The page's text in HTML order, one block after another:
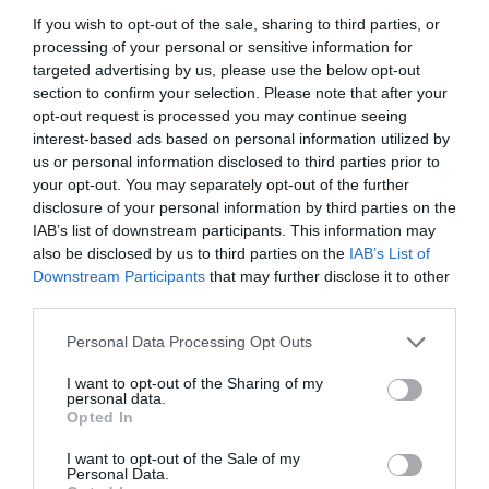
If you wish to opt-out of the sale, sharing to third parties, or
processing of your personal or sensitive information for
targeted advertising by us, please use the below opt-out
section to confirm your selection. Please note that after your
opt-out request is processed you may continue seeing
interest-based ads based on personal information utilized by
us or personal information disclosed to third parties prior to
your opt-out. You may separately opt-out of the further
disclosure of your personal information by third parties on the
IAB’s list of downstream participants. This information may
also be disclosed by us to third parties on the IAB’s List of
Downstream Participants that may further disclose it to other
Personal Data Processing Opt Outs
I want to opt-out of the Sharing of my
personal data.
Opted In
I want to opt-out of the Sale of my
Personal Data.
7 agosto 2026
Interinos. Curso 2026 / 2027. Profesores de Artes Plásticas y
Diseño (Estudios Superiores). Adjudicación
5 agosto 2026
Maestros Interinos: Curso 2026-2027. AIVI. Adjudicación de
Destinos
4 agosto 2026
PAÍS VASCO
El Gobierno Vasco y 91 ayuntamientos impulsan mejoras de 124
centros educativos a través de las ayudas Udaleraiki
7 agosto 2026
El Gobierno Vasco avanza en la construcción del nuevo CEIP
Haizeder en Ea con una inversión superior a los 8,5 millones de euros
29 julio 2026
El Gobierno Vasco impulsa la educación STEAM para fomentar las